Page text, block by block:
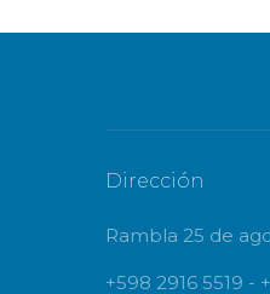
Dirección
Rambla 25 de
+598 2916 5519 -